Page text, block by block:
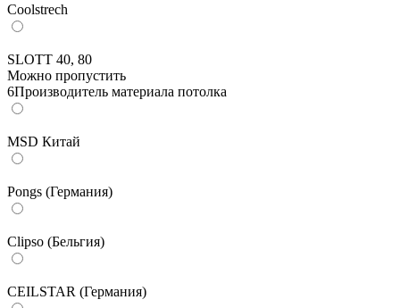
Coolstrech
SLOTT 40, 80
Можно пропустить
6Производитель материала потолка
MSD Китай
Pongs (Германия)
Clipso (Бельгия)
CEILSTAR (Германия)